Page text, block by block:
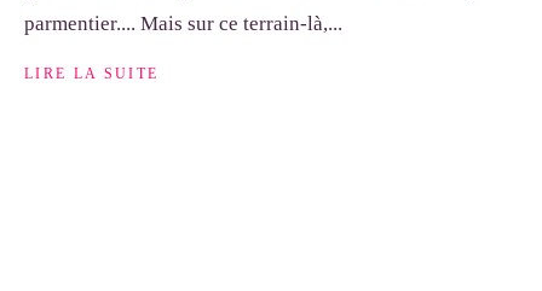
parmentier.... Mais sur ce terrain-là,...
LIRE LA SUITE